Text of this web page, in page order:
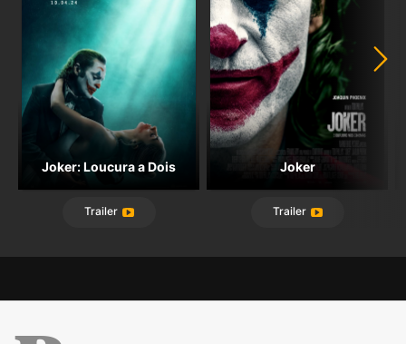
Joker: Loucura a Dois
Trailer
Joker
Trailer